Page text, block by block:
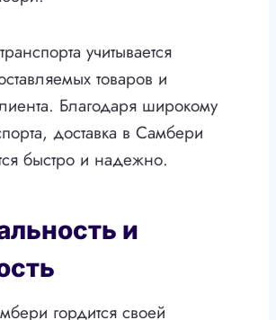
учитывается
товаров и
Благодаря широкому
доставка в Самбери
быстро и надежно.
и
гордится своей